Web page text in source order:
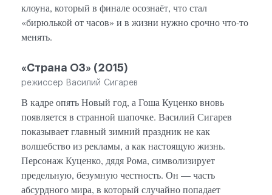
клоуна, который в финале осознаёт, что стал
«бирюлькой от часов» и в жизни нужно срочно что-то
менять.
«Страна ОЗ» (2015)
режиссер Василий Сигарев
В кадре опять Новый год, а Гоша Куценко вновь
появляется в странной шапочке. Василий Сигарев
показывает главный зимний праздник не как
волшебство из рекламы, а как настоящую жизнь.
Персонаж Куценко, дядя Рома, символизирует
предельную, безумную честность. Он — часть
абсурдного мира, в который случайно попадает